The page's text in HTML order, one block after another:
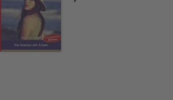
mitteilen!«
»Was und